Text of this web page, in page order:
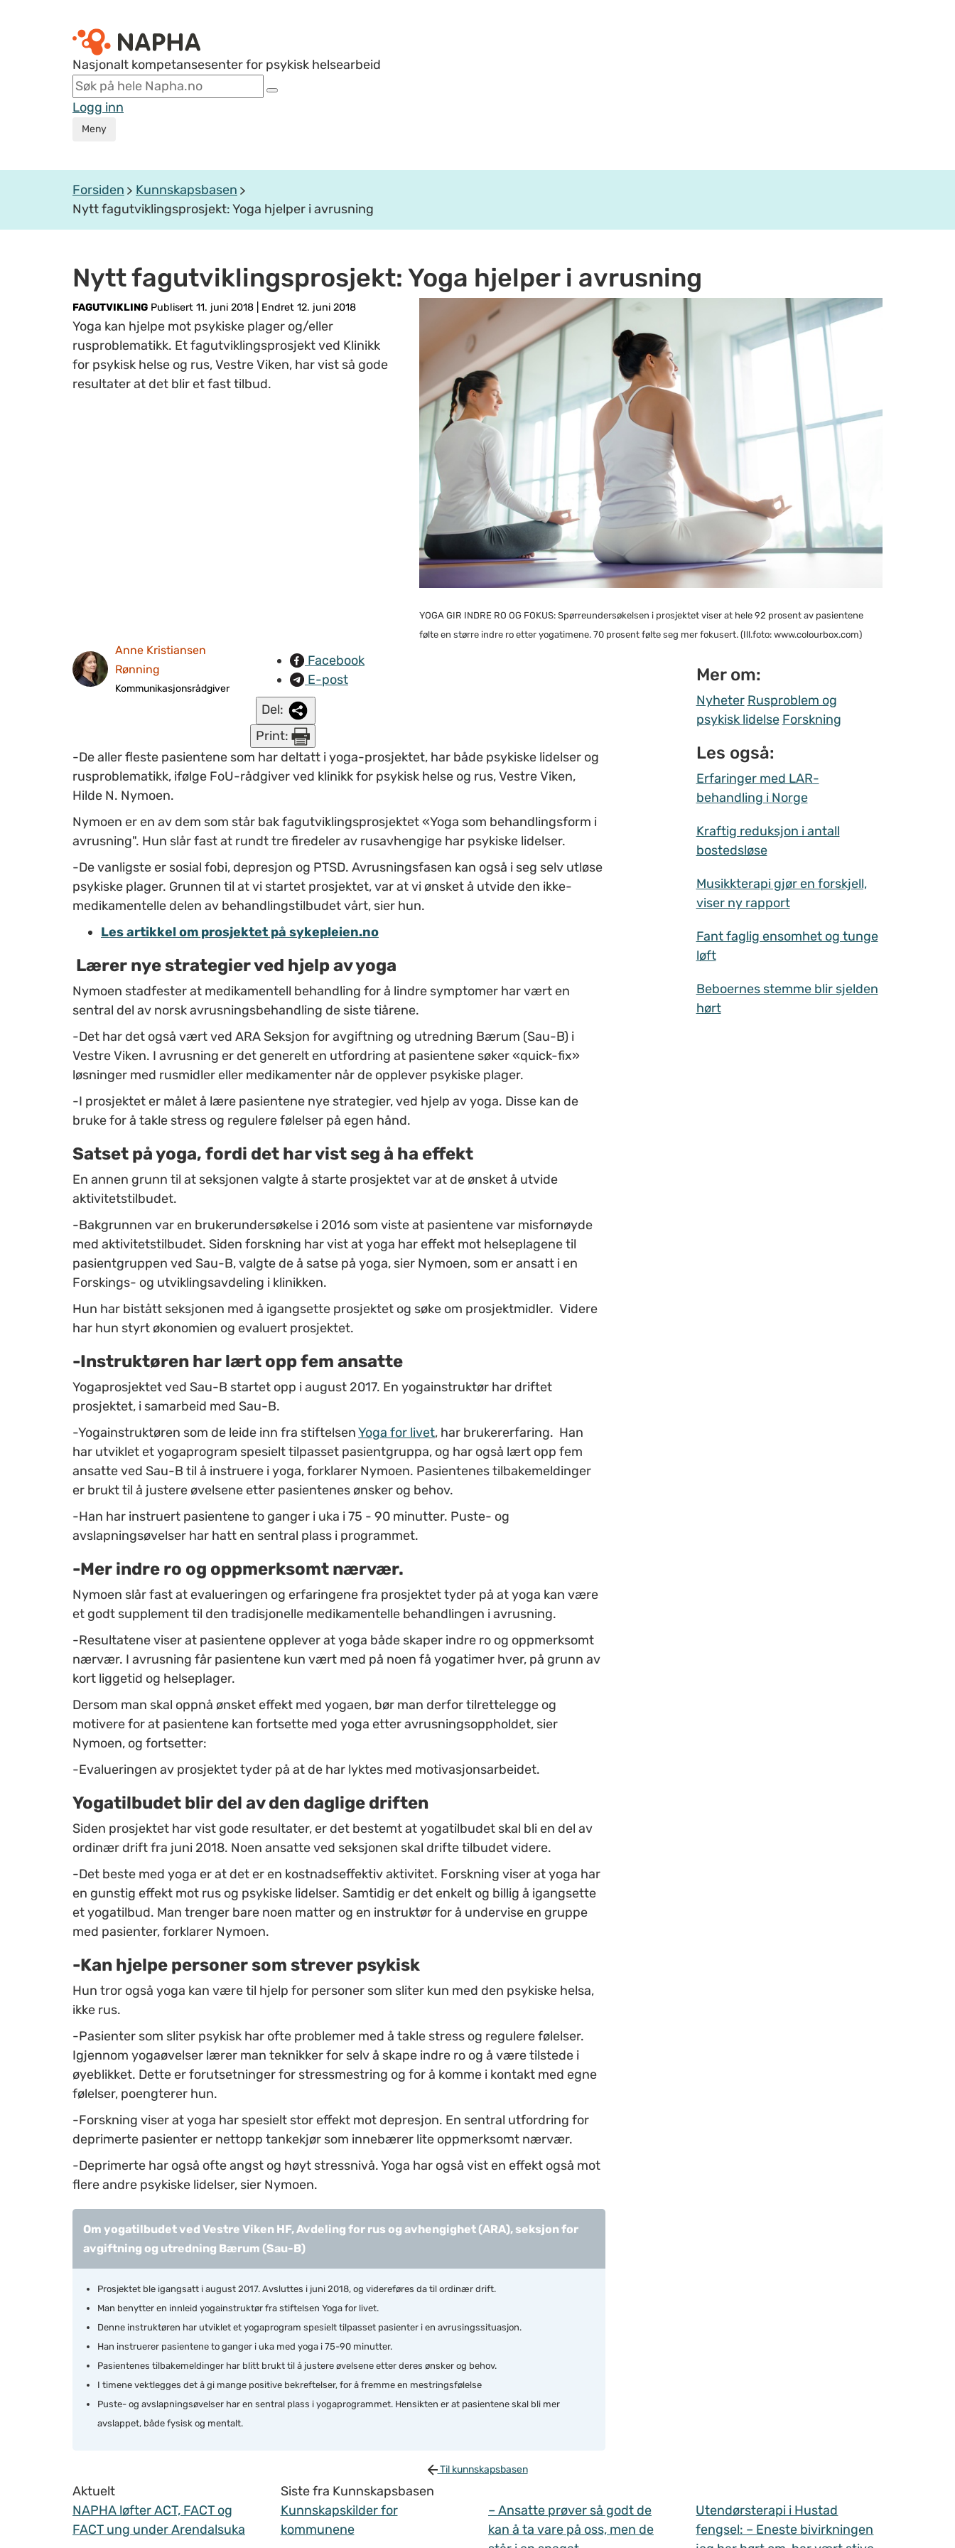
Nasjonalt kompetansesenter for psykisk helsearbeid
Logg inn
Meny
Forsiden
Kunnskapsbasen
Nytt fagutviklingsprosjekt: Yoga hjelper i avrusning
Nytt fagutviklingsprosjekt: Yoga hjelper i avrusning
FAGUTVIKLING Publisert 11. juni 2018 Endret 12. juni 2018
Yoga kan hjelpe mot psykiske plager og/eller
rusproblematikk. Et fagutviklingsprosjekt ved Klinikk
for psykisk helse og rus, Vestre Viken, har vist så gode
resultater at det blir et fast tilbud.
YOGA GIR INDRE RO OG FOKUS: Spørreundersøkelsen i prosjektet viser at hele 92 prosent av pasientene
følte en større indre ro etter yogatimene. 70 prosent følte seg mer fokusert. (Ill.foto: www.colourbox.com)
Anne Kristiansen
Rønning
Kommunikasjonsrådgiver
Facebook
E-post
Del:
Print:
-De aller fleste pasientene som har deltatt i yoga-prosjektet, har både psykiske lidelser og
rusproblematikk, ifølge FoU-rådgiver ved klinikk for psykisk helse og rus, Vestre Viken,
Hilde N. Nymoen.
Nymoen er en av dem som står bak fagutviklingsprosjektet «Yoga som behandlingsform i
avrusning". Hun slår fast at rundt tre firedeler av rusavhengige har psykiske lidelser.
-De vanligste er sosial fobi, depresjon og PTSD. Avrusningsfasen kan også i seg selv utløse
psykiske plager. Grunnen til at vi startet prosjektet, var at vi ønsket å utvide den ikke-
medikamentelle delen av behandlingstilbudet vårt, sier hun.
Les artikkel om prosjektet på sykepleien.no
Lærer nye strategier ved hjelp av yoga
Nymoen stadfester at medikamentell behandling for å lindre symptomer har vært en
sentral del av norsk avrusningsbehandling de siste tiårene.
-Det har det også vært ved ARA Seksjon for avgiftning og utredning Bærum (Sau-B) i
Vestre Viken. I avrusning er det generelt en utfordring at pasientene søker «quick-fix»
løsninger med rusmidler eller medikamenter når de opplever psykiske plager.
-I prosjektet er målet å lære pasientene nye strategier, ved hjelp av yoga. Disse kan de
bruke for å takle stress og regulere følelser på egen hånd.
Satset på yoga, fordi det har vist seg å ha effekt
En annen grunn til at seksjonen valgte å starte prosjektet var at de ønsket å utvide
aktivitetstilbudet.
-Bakgrunnen var en brukerundersøkelse i 2016 som viste at pasientene var misfornøyde
med aktivitetstilbudet. Siden forskning har vist at yoga har effekt mot helseplagene til
pasientgruppen ved Sau-B, valgte de å satse på yoga, sier Nymoen, som er ansatt i en
Forskings- og utviklingsavdeling i klinikken.
Hun har bistått seksjonen med å igangsette prosjektet og søke om prosjektmidler. Videre
har hun styrt økonomien og evaluert prosjektet.
-Instruktøren har lært opp fem ansatte
Yogaprosjektet ved Sau-B startet opp i august 2017. En yogainstruktør har driftet
prosjektet, i samarbeid med Sau-B.
-Yogainstruktøren som de leide inn fra stiftelsenYoga for livet, har brukererfaring. Han
har utviklet et yogaprogram spesielt tilpasset pasientgruppa, og har også lært opp fem
ansatte ved Sau-B til å instruere i yoga, forklarer Nymoen. Pasientenes tilbakemeldinger
er brukt til å justere øvelsene etter pasientenes ønsker og behov.
-Han har instruert pasientene to ganger i uka i 75 - 90 minutter. Puste- og
avslapningsøvelser har hatt en sentral plass i programmet.
-Mer indre ro og oppmerksomt nærvær.
Nymoen slår fast at evalueringen og erfaringene fra prosjektet tyder på at yoga kan være
et godt supplement til den tradisjonelle medikamentelle behandlingen i avrusning.
-Resultatene viser at pasientene opplever at yoga både skaper indre ro og oppmerksomt
nærvær. I avrusning får pasientene kun vært med på noen få yogatimer hver, på grunn av
kort liggetid og helseplager.
Dersom man skal oppnå ønsket effekt med yogaen, bør man derfor tilrettelegge og
motivere for at pasientene kan fortsette med yoga etter avrusningsoppholdet, sier
Nymoen, og fortsetter:
-Evalueringen av prosjektet tyder på at de har lyktes med motivasjonsarbeidet.
Yogatilbudet blir del av den daglige driften
Siden prosjektet har vist gode resultater, er det bestemt at yogatilbudet skal bli en del av
ordinær drift fra juni 2018. Noen ansatte ved seksjonen skal drifte tilbudet videre.
-Det beste med yoga er at det er en kostnadseffektiv aktivitet. Forskning viser at yoga har
en gunstig effekt mot rus og psykiske lidelser. Samtidig er det enkelt og billig å igangsette
et yogatilbud. Man trenger bare noen matter og en instruktør for å undervise en gruppe
med pasienter, forklarer Nymoen.
-Kan hjelpe personer som strever psykisk
Hun tror også yoga kan være til hjelp for personer som sliter kun med den psykiske helsa,
ikke rus.
-Pasienter som sliter psykisk har ofte problemer med å takle stress og regulere følelser.
Igjennom yogaøvelser lærer man teknikker for selv å skape indre ro og å være tilstede i
øyeblikket. Dette er forutsetninger for stressmestring og for å komme i kontakt med egne
følelser, poengterer hun.
-Forskning viser at yoga har spesielt stor effekt mot depresjon. En sentral utfordring for
deprimerte pasienter er nettopp tankekjør som innebærer lite oppmerksomt nærvær.
-Deprimerte har også ofte angst og høyt stressnivå. Yoga har også vist en effekt også mot
flere andre psykiske lidelser, sier Nymoen.
Om yogatilbudet ved Vestre Viken HF, Avdeling for rus og avhengighet (ARA), seksjon for
avgiftning og utredning Bærum (Sau-B)
Prosjektet ble igangsatt i august 2017. Avsluttes i juni 2018, og videreføres da til ordinær drift.
Man benytter en innleid yogainstruktør fra stiftelsen Yoga for livet.
Denne instruktøren har utviklet et yogaprogram spesielt tilpasset pasienter i en avrusingssituasjon.
Han instruerer pasientene to ganger i uka med yoga i 75-90 minutter.
Pasientenes tilbakemeldinger har blitt brukt til å justere øvelsene etter deres ønsker og behov.
I timene vektlegges det å gi mange positive bekreftelser, for å fremme en mestringsfølelse
Puste- og avslapningsøvelser har en sentral plass i yogaprogrammet. Hensikten er at pasientene skal bli mer
avslappet, både fysisk og mentalt.
Mer om:
Nyheter Rusproblem og
psykisk lidelse Forskning
Les også:
Erfaringer med LAR-
behandling i Norge
Kraftig reduksjon i antall
bostedsløse
Musikkterapi gjør en forskjell,
viser ny rapport
Fant faglig ensomhet og tunge
løft
Beboernes stemme blir sjelden
hørt
Til kunnskapsbasen
Aktuelt
NAPHA løfter ACT, FACT og
FACT ung under Arendalsuka
Siste fra Kunnskapsbasen
Kunnskapskilder for
kommunene
– Ansatte prøver så godt de
kan å ta vare på oss, men de
Utendørsterapi i Hustad
fengsel: – Eneste bivirkningen